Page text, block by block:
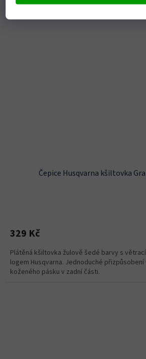
Čepice Husqvarna kšiltovka
329 Kč
Plátěná kšiltovka žulově šedé barvy s
logem Husqvarna. Jednoduché
koženého pásku v zadní části.